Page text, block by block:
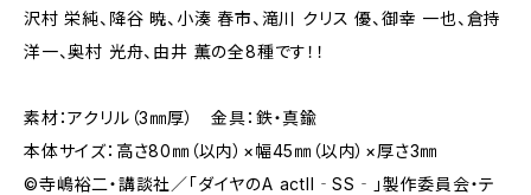
沢村 栄純、降谷 暁、小湊 春市、滝川 クリス 優、御幸 一也、倉持
洋一、奥村 光舟、由井 薫の全8種です！！
素材：アクリル（3㎜厚） 金具：鉄・真鍮
本体サイズ：高さ80㎜（以内）×幅45㎜（以内）×厚さ3㎜
©寺嶋裕二‧講談社∕「ダイヤのA actII‐SS‐」製作委員会‧テ